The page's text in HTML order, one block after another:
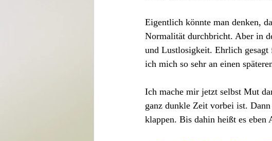
Eigentlich könnte man denken,
Normalität durchbricht. Aber in
und Lustlosigkeit. Ehrlich gesagt
ich mich so sehr an einen
Ich mache mir jetzt selbst Mut
ganz dunkle Zeit vorbei ist.
klappen. Bis dahin heißt es eben